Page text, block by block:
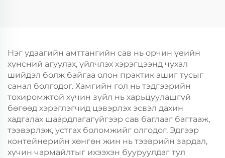
Пластик Пакинг
Нэг удаагийн амттангийн сав нь орчин үеийн
хүнсний агуулах, үйлчлэх хэрэгцээнд чухал
шийдэл болж байгаа олон практик ашиг тусыг
санал болгодог. Хамгийн гол нь тэдгээрийн
тохиромжтой хүчин зүйл нь харьцуулашгүй
бөгөөд хэрэглэгчид цэвэрлэх эсвэл дахин
хадгалах шаардлагагүйгээр сав баглааг багтааж,
тээвэрлэж, устгах боломжийг олгодог. Эдгээр
контейнерийн хөнгөн жин нь тээврийн зардал,
хүчин чармайлтыг ихээхэн бууруулдаг тул